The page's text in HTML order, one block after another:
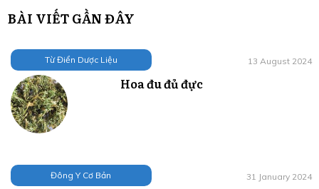
BÀI VIẾT GẦN ĐÂY
Từ Điển Dược Liệu 13 August 2024
Hoa đu đủ đực
Đông Y Cơ Bản 31 January 2024